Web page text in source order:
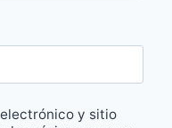
y sitio